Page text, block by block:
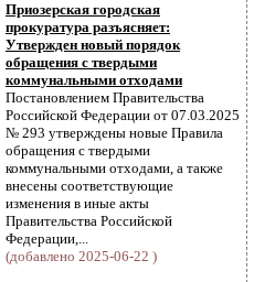
Приозерская городская
прокуратура разъясняет:
Утвержден новый порядок
обращения с твердыми
коммунальными отходами
Постановлением Правительства
Российской Федерации от 07.03.2025
№ 293 утверждены новые Правила
обращения с твердыми
коммунальными отходами, а также
внесены соответствующие
изменения в иные акты
Правительства Российской
Федерации,...
(добавлено 2025-06-22 )